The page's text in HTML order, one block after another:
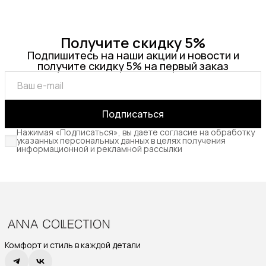
Получите скидку 5%
Подпишитесь на наши акции и новости и
получите скидку 5% на первый заказ
Подписаться
Нажимая «Подписаться», вы даете согласие на обработку
указанных персональных данных в целях получения
информационной и рекламной рассылки
Комфорт и стиль в каждой детали